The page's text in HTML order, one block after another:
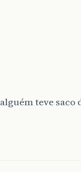
teve saco